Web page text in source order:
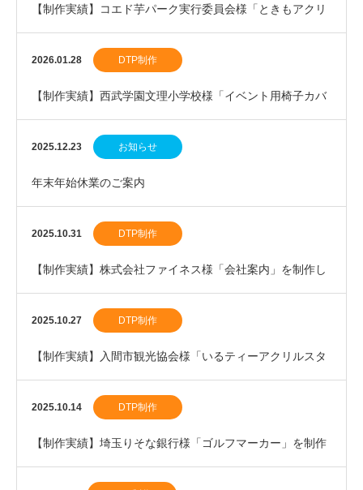
【制作実績】コエド芋パーク実行委員会様「ときもアクリ
ルスタンド」を制作しました。
2026.01.28 DTP制作
【制作実績】西武学園文理小学校様「イベント用椅子カバ
ー」を制作しました。
2025.12.23 お知らせ
年末年始休業のご案内
2025.10.31 DTP制作
【制作実績】株式会社ファイネス様「会社案内」を制作し
ました。
2025.10.27 DTP制作
【制作実績】入間市観光協会様「いるティーアクリルスタ
ンド」を制作しました。
2025.10.14 DTP制作
【制作実績】埼玉りそな銀行様「ゴルフマーカー」を制作